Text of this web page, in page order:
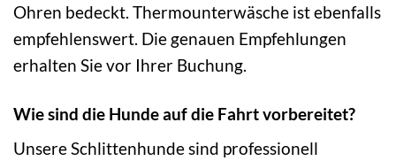
Ohren bedeckt. Thermounterwäsche ist ebenfalls
empfehlenswert. Die genauen Empfehlungen
erhalten Sie vor Ihrer Buchung.
Wie sind die Hunde auf die Fahrt vorbereitet?
Unsere Schlittenhunde sind professionell